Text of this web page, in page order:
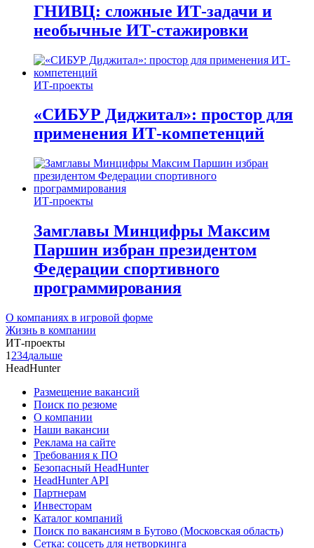
ГНИВЦ: сложные ИТ‑задачи и
необычные ИТ‑стажировки
ИТ-проекты
«СИБУР Диджитал»: простор для
применения ИТ-компетенций
ИТ-проекты
Замглавы Минцифры Максим
Паршин избран президентом
Федерации спортивного
программирования
О компаниях в игровой форме
Жизнь в компании
ИТ-проекты
1 234дальше
HeadHunter
Размещение вакансий
Поиск по резюме
О компании
Наши вакансии
Реклама на сайте
Требования к ПО
Безопасный HeadHunter
HeadHunter API
Партнерам
Инвесторам
Каталог компаний
Поиск по вакансиям в Бутово (Московская область)
Сетка: соцсеть для нетворкинга